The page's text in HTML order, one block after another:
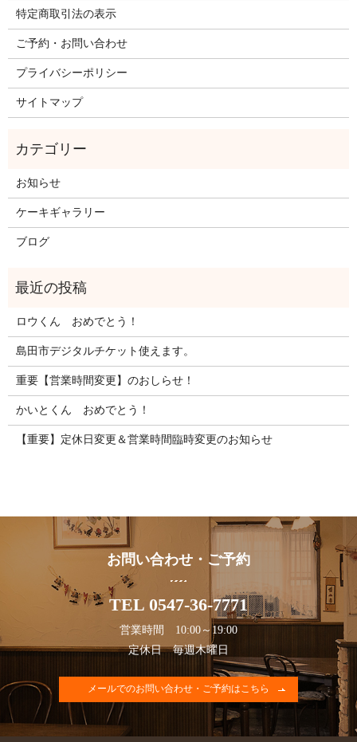
特定商取引法の表示
ご予約・お問い合わせ
プライバシーポリシー
サイトマップ
お知らせ
ケーキギャラリー
ブログ
ロウくん おめでとう！
島田市デジタルチケット使えます。
重要【営業時間変更】のおしらせ！
かいとくん おめでとう！
【重要】定休日変更＆営業時間臨時変更のお知らせ
お問い合わせ・ご予約
TEL 0547-36-7771
営業時間 10:00～19:00
定休日 毎週木曜日
メールでのお問い合わせ・ご予約はこちら